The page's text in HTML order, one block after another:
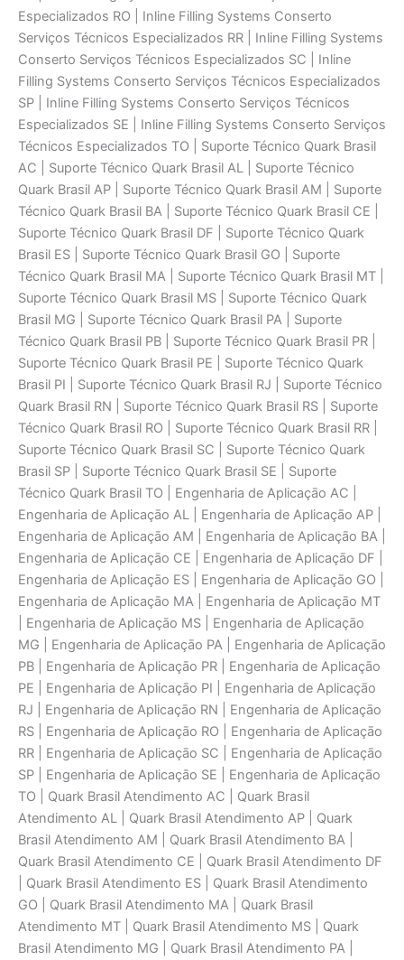
Especializados RO | Inline Filling Systems Conserto
Serviços Técnicos Especializados RR | Inline Filling Systems
Conserto Serviços Técnicos Especializados SC | Inline
Filling Systems Conserto Serviços Técnicos Especializados
SP | Inline Filling Systems Conserto Serviços Técnicos
Especializados SE | Inline Filling Systems Conserto Serviços
Técnicos Especializados TO | Suporte Técnico Quark Brasil
AC | Suporte Técnico Quark Brasil AL | Suporte Técnico
Quark Brasil AP | Suporte Técnico Quark Brasil AM | Suporte
Técnico Quark Brasil BA | Suporte Técnico Quark Brasil CE |
Suporte Técnico Quark Brasil DF | Suporte Técnico Quark
Brasil ES | Suporte Técnico Quark Brasil GO | Suporte
Técnico Quark Brasil MA | Suporte Técnico Quark Brasil MT |
Suporte Técnico Quark Brasil MS | Suporte Técnico Quark
Brasil MG | Suporte Técnico Quark Brasil PA | Suporte
Técnico Quark Brasil PB | Suporte Técnico Quark Brasil PR |
Suporte Técnico Quark Brasil PE | Suporte Técnico Quark
Brasil PI | Suporte Técnico Quark Brasil RJ | Suporte Técnico
Quark Brasil RN | Suporte Técnico Quark Brasil RS | Suporte
Técnico Quark Brasil RO | Suporte Técnico Quark Brasil RR |
Suporte Técnico Quark Brasil SC | Suporte Técnico Quark
Brasil SP | Suporte Técnico Quark Brasil SE | Suporte
Técnico Quark Brasil TO | Engenharia de Aplicaçāo AC |
Engenharia de Aplicaçāo AL | Engenharia de Aplicaçāo AP |
Engenharia de Aplicaçāo AM | Engenharia de Aplicaçāo BA |
Engenharia de Aplicaçāo CE | Engenharia de Aplicaçāo DF |
Engenharia de Aplicaçāo ES | Engenharia de Aplicaçāo GO |
Engenharia de Aplicaçāo MA | Engenharia de Aplicaçāo MT
| Engenharia de Aplicaçāo MS | Engenharia de Aplicaçāo
MG | Engenharia de Aplicaçāo PA | Engenharia de Aplicaçāo
PB | Engenharia de Aplicaçāo PR | Engenharia de Aplicaçāo
PE | Engenharia de Aplicaçāo PI | Engenharia de Aplicaçāo
RJ | Engenharia de Aplicaçāo RN | Engenharia de Aplicaçāo
RS | Engenharia de Aplicaçāo RO | Engenharia de Aplicaçāo
RR | Engenharia de Aplicaçāo SC | Engenharia de Aplicaçāo
SP | Engenharia de Aplicaçāo SE | Engenharia de Aplicaçāo
TO | Quark Brasil Atendimento AC | Quark Brasil
Atendimento AL | Quark Brasil Atendimento AP | Quark
Brasil Atendimento AM | Quark Brasil Atendimento BA |
Quark Brasil Atendimento CE | Quark Brasil Atendimento DF
| Quark Brasil Atendimento ES | Quark Brasil Atendimento
GO | Quark Brasil Atendimento MA | Quark Brasil
Atendimento MT | Quark Brasil Atendimento MS | Quark
Brasil Atendimento MG | Quark Brasil Atendimento PA |